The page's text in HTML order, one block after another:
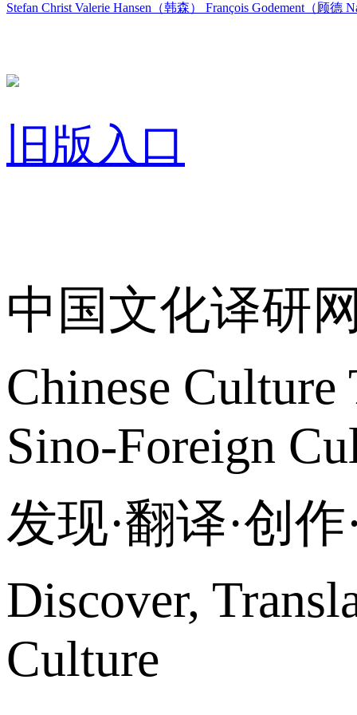
Stefan Christ Valerie Hansen（韩森） François Godement（顾德
旧版入口
中国文化译研
Chinese
Sino-Foreign
发现·翻译·创
Discover,
Culture